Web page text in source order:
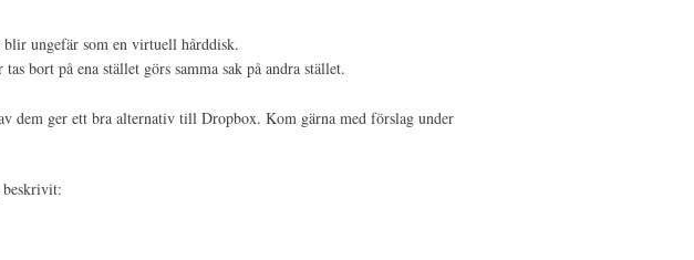
ungefär som en virtuell hårddisk.
bort på ena stället görs samma sak på andra stället.
dem ger ett bra alternativ till Dropbox. Kom gärna med förslag under
beskrivit: